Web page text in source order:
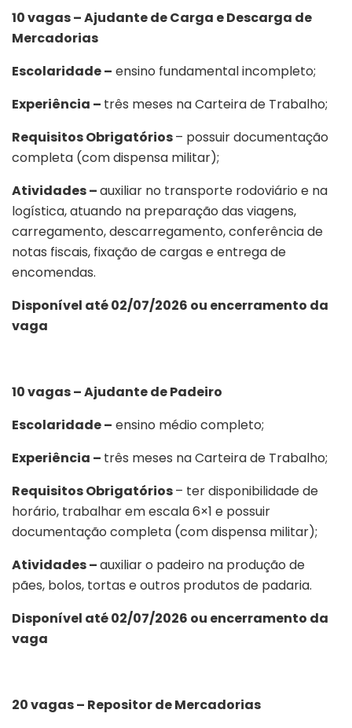
10 vagas – Ajudante de Carga e Descarga de
Mercadorias
Escolaridade – ensino fundamental incompleto;
Experiência – três meses na Carteira de Trabalho;
Requisitos Obrigatórios– possuir documentação
completa (com dispensa militar);
Atividades –auxiliar no transporte rodoviário e na
logística, atuando na preparação das viagens,
carregamento, descarregamento, conferência de
notas fiscais, fixação de cargas e entrega de
encomendas.
Disponível até 02/07/2026 ou encerramento da
vaga
10 vagas – Ajudante de Padeiro
Escolaridade – ensino médio completo;
Experiência – três meses na Carteira de Trabalho;
Requisitos Obrigatórios– ter disponibilidade de
horário, trabalhar em escala 6×1 e possuir
documentação completa (com dispensa militar);
Atividades –auxiliar o padeiro na produção de
pães, bolos, tortas e outros produtos de padaria.
Disponível até 02/07/2026 ou encerramento da
vaga
20 vagas – Repositor de Mercadorias